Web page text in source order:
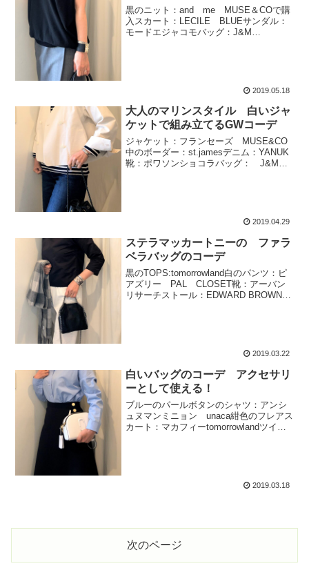
黒のニット：and me MUSE＆COで購
入スカート：LECILE BLUEサンダル：
モードエジャコモバッグ：J&M
2019.05.18
大人のマリンスタイル 白いジャ
ケットで組み立てるGWコーデ
ジャケット：フランセーズ MUSE&CO
中のボーダー：st.jamesデニム：YANUK
靴：ポワソンショコラバッグ： J&M
2019.04.29
ステラマッカートニーの ファラ
ベラバッグのコーデ
黒のTOPS:tomorrowland白のパンツ：ピ
アズリー PAL CLOSET靴：アーバン
リサーチストール：EDWARD BROWNボ
2019.03.22
白いバッグのコーデ アクセサリ
ーとして使える！
ブルーのパールボタンのシャツ：アンシ
ュヌマンミニョン unaca紺色のフレアス
カート：マカフィーtomorrowlandツイー
2019.03.18
次のページ